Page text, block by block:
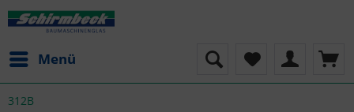
Menü
312B